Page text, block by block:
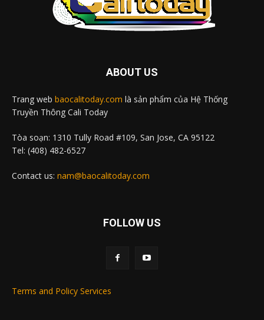
ABOUT US
Trang web baocalitoday.com là sản phẩm của Hệ Thống
Truyền Thông Cali Today
Tòa soạn: 1310 Tully Road #109, San Jose, CA 95122
Tel: (408) 482-6527
Contact us: nam@baocalitoday.com
FOLLOW US
Terms and Policy Services